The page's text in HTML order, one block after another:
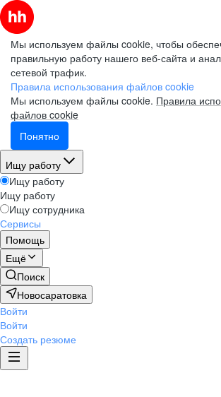
Мы используем файлы cookie, чтобы
правильную работу нашего веб-сайта и
сетевой трафик.
Правила использования файлов cookie
Мы используем файлы cookie. Правила
файлов cookie
Понятно
Ищу работу
Ищу работу
Ищу работу
Ищу сотрудника
Сервисы
Помощь
Ещё
Поиск
Новосаратовка
Войти
Войти
Создать резюме